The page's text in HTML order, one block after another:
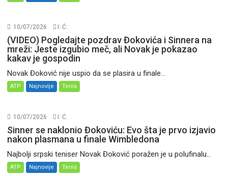
10/07/2026 I. Ć.
(VIDEO) Pogledajte pozdrav Đokovića i Sinnera na
mreži: Jeste izgubio meč, ali Novak je pokazao
kakav je gospodin
Novak Đoković nije uspio da se plasira u finale...
ATP Najnovije Tenis
10/07/2026 I. Ć.
Sinner se naklonio Đokoviću: Evo šta je prvo izjavio
nakon plasmana u finale Wimbledona
Najbolji srpski teniser Novak Đoković poražen je u polufinalu...
ATP Najnovije Tenis